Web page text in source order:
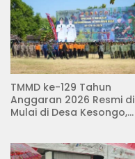
TMMD ke-129 Tahun
Anggaran 2026 Resmi di
Mulai di Desa Kesongo,